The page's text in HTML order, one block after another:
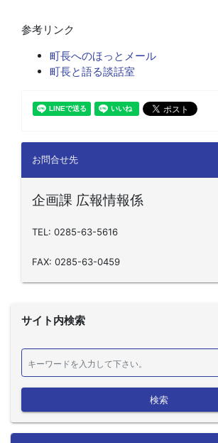
参考リンク
町長へのほっとメール
町長と語る談話室
お問合せ先
企画課 広報情報係
TEL: 0285-63-5616
FAX: 0285-63-0459
サイト内検索
検索